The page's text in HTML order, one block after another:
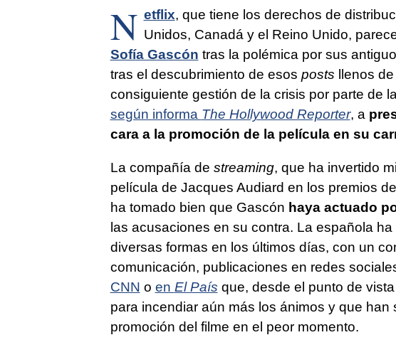
N etflix, que tiene los derechos de
Unidos, Canadá y el Reino Unido,
Sofía Gascón tras la polémica por sus
tras el descubrimiento de esos posts llenos
consiguiente gestión de la crisis por parte de
según informa The Hollywood Reporter, a
cara a la promoción de la película en su
La compañía de streaming, que ha invertido
película de Jacques Audiard en los premios
ha tomado bien que Gascón haya actuado
las acusaciones en su contra. La española
diversas formas en los últimos días, con un
comunicación, publicaciones en redes
CNN o en El País que, desde el punto de
para incendiar aún más los ánimos y que
promoción del filme en el peor momento.